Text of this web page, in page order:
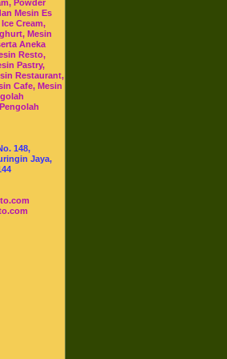
Powder
Mesin Es
Cream,
Mesin
Aneka
Resto,
Pastry,
Restaurant,
Cafe, Mesin
148,
Jaya,